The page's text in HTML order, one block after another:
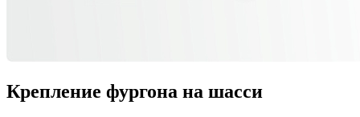
Крепление фургона на шасси